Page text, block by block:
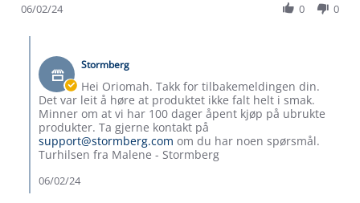
6
2024
on
6
Feb
2024
06/02/24
0 0
Butikkeier
on
Review
by
Oriomah
O.
on
Feb
2024
Stormberg
Hei Oriomah. Takk for tilbakemeldingen din.
Det var leit å høre at produktet ikke falt helt i smak.
Minner om at vi har 100 dager åpent kjøp på ubrukte
produkter. Ta gjerne kontakt på
support@stormberg.com om du har noen spørsmål.
Turhilsen fra Malene - Stormberg
06/02/24
Kontakt oss
Konkurransevinnere
Kundeklubb
Våre butikker
Bedrift, barnehage og SFO
Etisk handel
Dyreetikk
1% til samfunnet
Inkludering
Materialer
Personvern
Trelagsprinsippet barn
Dette trenger du til barnehagen
Gravidklær
Hvordan velge riktig turtøy?
Norgesferie 🇳🇴
Få turinspirasjon og tips her⛰